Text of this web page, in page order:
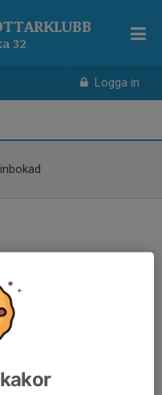
Logga in
32